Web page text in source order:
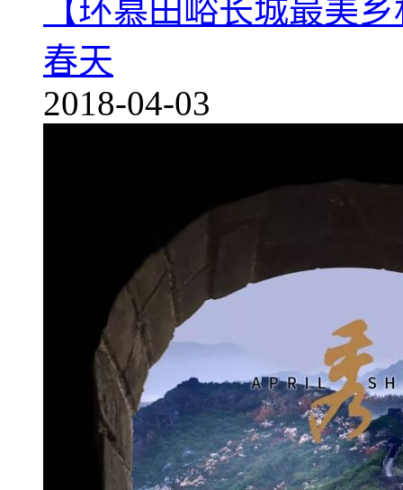
【环慕田峪长城最美
春天
2018-04-03